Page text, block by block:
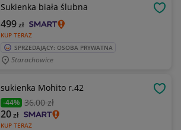
Sukienka biała ślubna
KUP TERAZ
499zł
SPRZEDAJĄCY: OSOBA PRYWATNA
Starachowice
sukienka Mohito r.42
-44% 36,00 zł
KUP TERAZ
20zł